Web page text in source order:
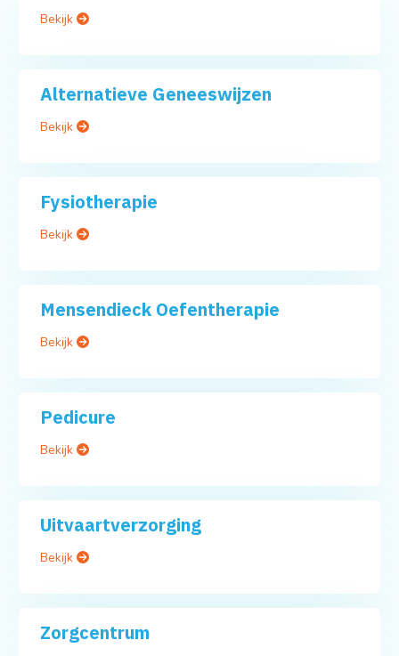
Bekijk
Alternatieve Geneeswijzen
Bekijk
Fysiotherapie
Bekijk
Mensendieck Oefentherapie
Bekijk
Pedicure
Bekijk
Uitvaartverzorging
Bekijk
Zorgcentrum